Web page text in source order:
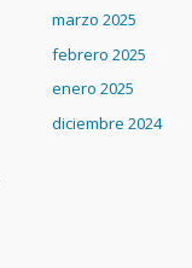
marzo 2025
febrero 2025
enero 2025
diciembre 2024